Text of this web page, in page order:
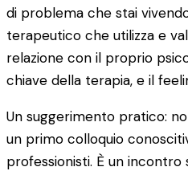
di problema che stai
terapeutico che utilizza e
relazione con il proprio
chiave della terapia, e il
Un suggerimento pratico:
un primo colloquio
professionisti. È un